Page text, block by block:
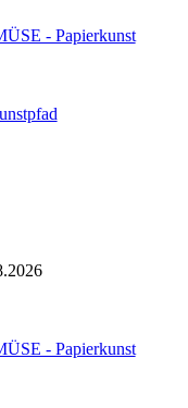
- Papierkunst
- Papierkunst